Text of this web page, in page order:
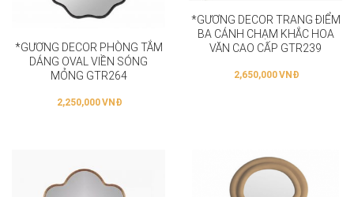
*GƯƠNG DECOR PHÒNG TẮM
DÁNG OVAL VIỀN SÓNG
MỎNG GTR264
2,250,000VNĐ
*GƯƠNG DECOR TRANG ĐIỂM
BA CÁNH CHẠM KHẮC HOA
VĂN CAO CẤP GTR239
2,650,000VNĐ